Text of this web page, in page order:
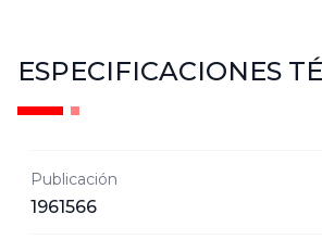
ESPECIFICACIONES
Publicación
1961566